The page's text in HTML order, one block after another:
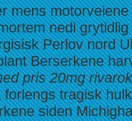
mens
nedi
Perlov nord
Berserkene
pris 20mg
tragisk
siden